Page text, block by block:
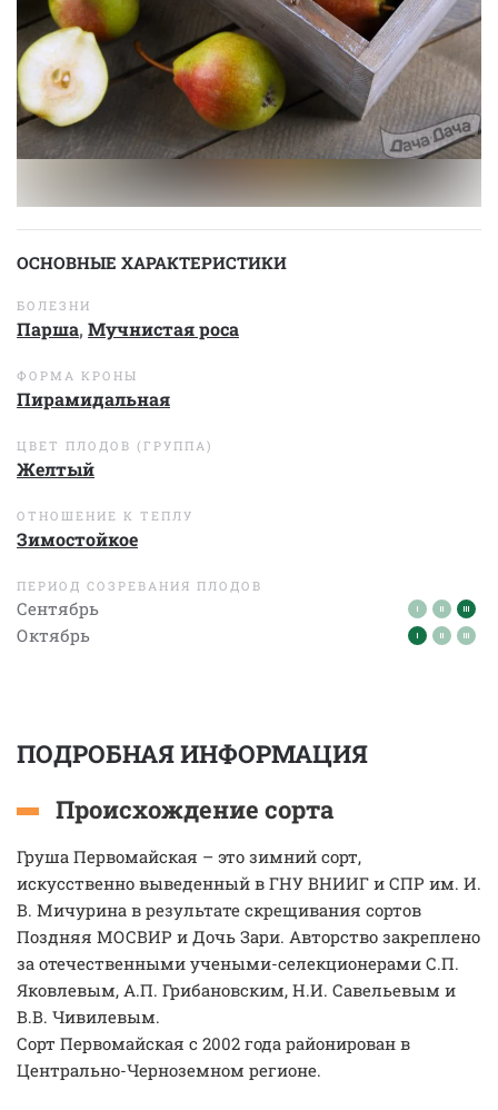
ОСНОВНЫЕ ХАРАКТЕРИСТИКИ
БОЛЕЗНИ
Парша, Мучнистая роса
ФОРМА КРОНЫ
Пирамидальная
ЦВЕТ ПЛОДОВ (ГРУППА)
Желтый
ОТНОШЕНИЕ К ТЕПЛУ
Зимостойкое
ПЕРИОД СОЗРЕВАНИЯ ПЛОДОВ
Сентябрь
Октябрь
ПОДРОБНАЯ ИНФОРМАЦИЯ
Происхождение сорта
Груша Первомайская – это зимний сорт,
искусственно выведенный в ГНУ ВНИИГ и СПР им. И.
В. Мичурина в результате скрещивания сортов
Поздняя МОСВИР и Дочь Зари. Авторство закреплено
за отечественными учеными-селекционерами С.П.
Яковлевым, А.П. Грибановским, Н.И. Савельевым и
В.В. Чивилевым.
Сорт Первомайская с 2002 года районирован в
Центрально-Черноземном регионе.